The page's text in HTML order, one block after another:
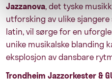
Jazzanova, det tyske
utforsking av ulike sjangere
latin, vil sørge for en
unike musikalske blanding
eksplosjon av dansbare
Trondheim Jazzorkester &